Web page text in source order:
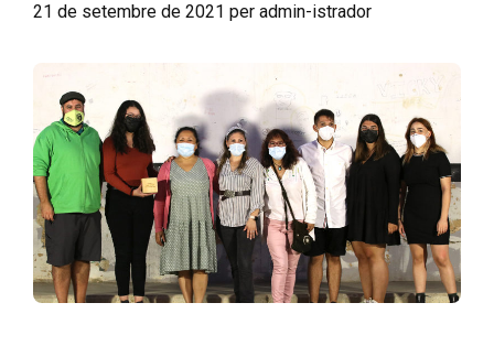
21 de setembre de 2021 per admin-istrador